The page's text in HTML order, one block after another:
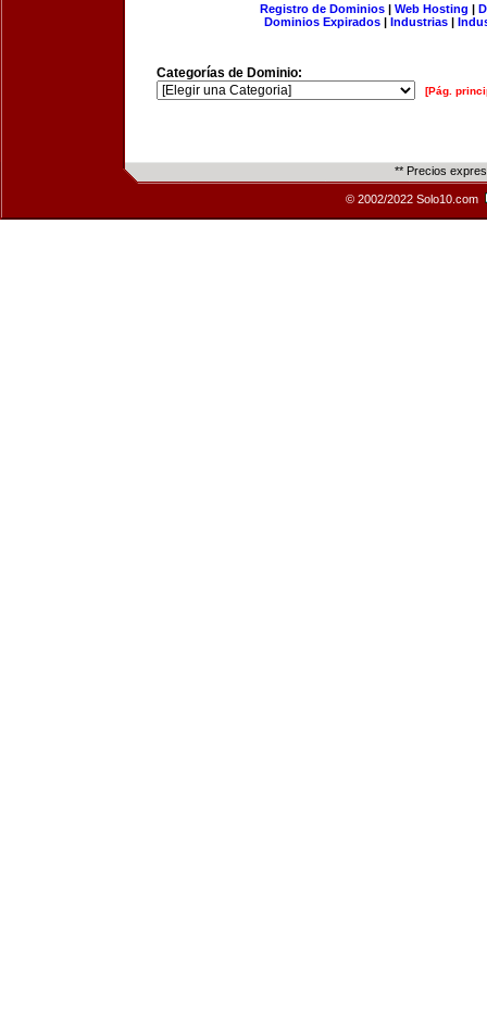
Registro de Dominios| Web Hosting |
Dominios Expirados | Industrias |
Categorías de Dominio:
[Pág.
** Precios
© 2002/2022 Solo10.com